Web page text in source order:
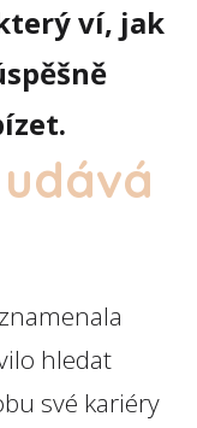
ví, jak
udává
hledat
své kariéry